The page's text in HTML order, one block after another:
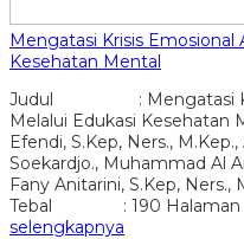
Mengatasi Krisis
Kesehatan Mental
Judul : Mengatasi
Melalui Edukasi
Efendi, S.Kep, Ners.,
Soekardjo., Muhammad Al
Fany Anitarini, S.Kep,
Tebal : 190
selengkapnya